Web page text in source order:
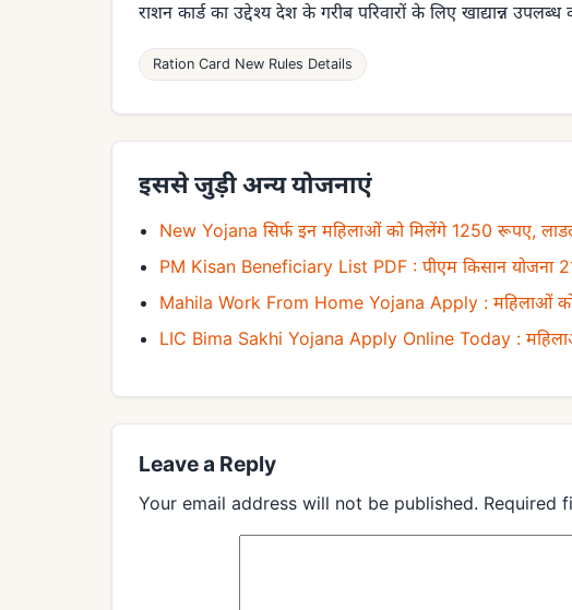
राशन कार्ड का उद्देश्य देश के गरीब परिवारों के लिए खाद्यान्न
Ration Card New Rules Details
इससे जुड़ी अन्य योजनाएं
New Yojana सिर्फ इन महिलाओं को मिलेंगे 1250 रूपए,
PM Kisan Beneficiary List PDF : पीएम किसान योजना
Mahila Work From Home Yojana Apply : महिलाओं
LIC Bima Sakhi Yojana Apply Online Today :
Leave a Reply
Your email address will not be published. Required